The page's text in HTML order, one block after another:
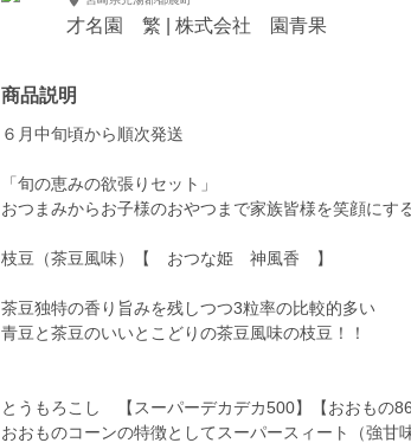
才名園 繁 | 株式会社 園青果
商品説明
６月中旬頃から順次発送
「旬の恵みの欲張りセット」
おつまみからお子様のおやつまで家族皆様を笑顔にす
枝豆（茶豆風味）【 おつな姫 神風香 】
茶豆独特の香り旨みを残しつつ3粒率の比較的多い
青豆と茶豆のいいとこどりの茶豆風味の枝豆！！
とうもろこし 【スーパーデカデカ500】【おおもの86
おおものコーンの特徴としてスーパースィート（強甘